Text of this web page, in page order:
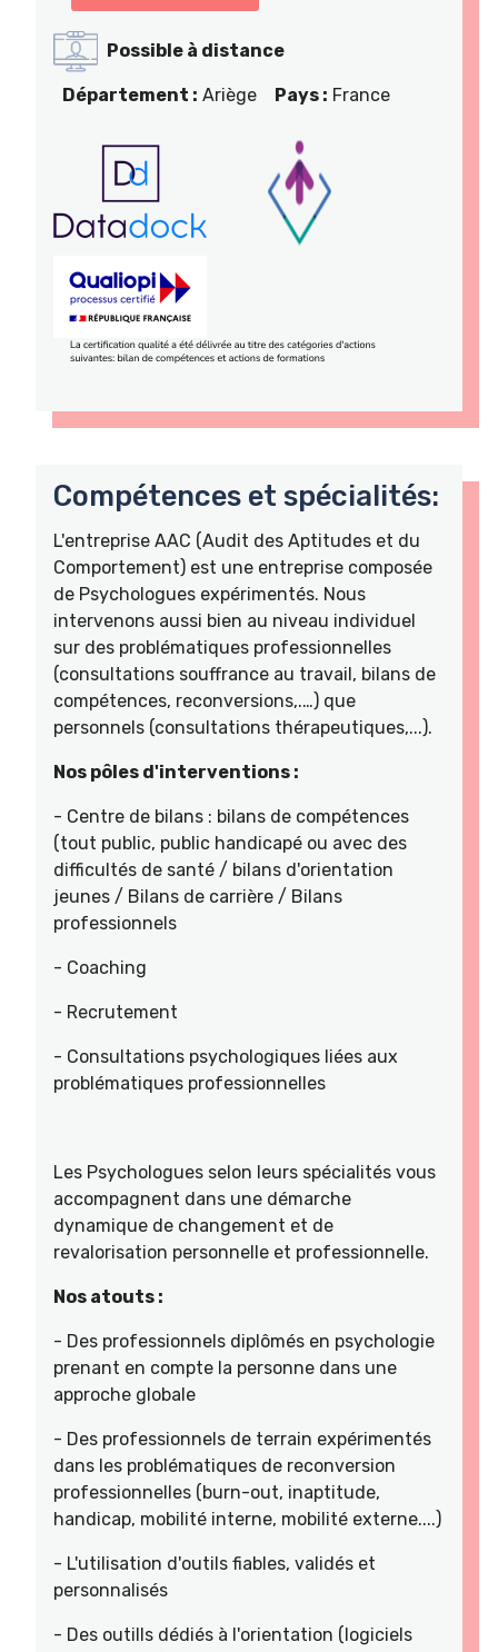
Possible à distance
Département : Ariège Pays : France
Compétences et spécialités:
L'entreprise AAC (Audit des Aptitudes et du
Comportement) est une entreprise composée
de Psychologues expérimentés. Nous
intervenons aussi bien au niveau individuel
sur des problématiques professionnelles
(consultations souffrance au travail, bilans de
compétences, reconversions,.…) que
personnels (consultations thérapeutiques,...).
Nos pôles d'interventions :
- Centre de bilans : bilans de compétences
(tout public, public handicapé ou avec des
difficultés de santé / bilans d'orientation
jeunes / Bilans de carrière / Bilans
professionnels
- Coaching
- Recrutement
- Consultations psychologiques liées aux
problématiques professionnelles
Les Psychologues selon leurs spécialités vous
accompagnent dans une démarche
dynamique de changement et de
revalorisation personnelle et professionnelle.
Nos atouts :
- Des professionnels diplômés en psychologie
prenant en compte la personne dans une
approche globale
- Des professionnels de terrain expérimentés
dans les problématiques de reconversion
professionnelles (burn-out, inaptitude,
handicap, mobilité interne, mobilité externe....)
- L'utilisation d'outils fiables, validés et
personnalisés
- Des outills dédiés à l'orientation (logiciels